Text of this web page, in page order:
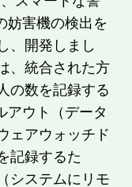
妨害機の検出を
、開発しまし
、統合された方
の数を記録する
アウト（データ
ェアウォッチド
記録するた
システムにリモ